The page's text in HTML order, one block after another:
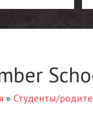
» Студенты/